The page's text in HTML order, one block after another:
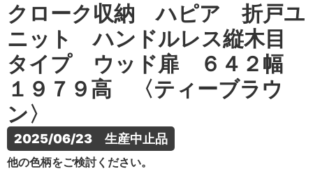
クローク収納 ハピア 折戸ユ
ニット ハンドルレス縦木目
タイプ ウッド扉 ６４２幅
１９７９高 〈ティーブラウ
ン〉
2025/06/23　生産中止品
他の色柄をご検討ください。